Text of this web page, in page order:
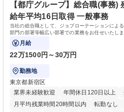
ます。 学歴・資格 学歴：大学院 大学 高専 短大 専修学校 高校 語学力：
資格：
【都庁グループ】総合職(事務)
給年平均16日取得 一般事務
当社の総合職として、ジョブローテーションによ
部門の部署等幅広い部署での業務をお任せいたし
ております！ ※下記業務詳細
月給
22万1500円～30万円
勤務地
東京都新宿区
業界未経験歓迎
年間休日120日以上
月平均残業時間20時間以内
転勤なし